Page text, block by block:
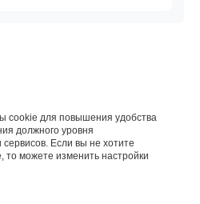
cookie для повышения удобства
должного уровня
Если вы не хотите
можете изменить настройки